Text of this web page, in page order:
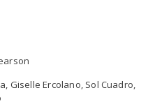
Giselle Ercolano, Sol Cuadro,